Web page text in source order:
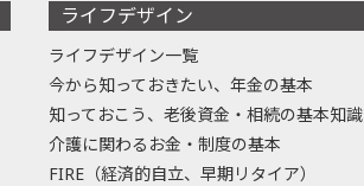
ライフデザイン
ライフデザイン一覧
今から知っておきたい、年金の基本
知っておこう、老後資金・相続の基本知識
介護に関わるお金・制度の基本
FIRE（経済的自立、早期リタイア）